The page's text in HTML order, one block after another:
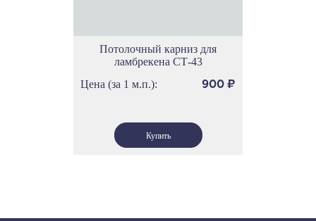
Потолочный карниз для
ламбрекена СТ-43
Цена (за 1 м.п.):
900 ₽